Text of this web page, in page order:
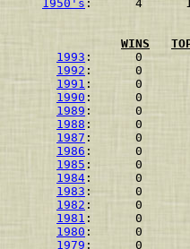
1950's :      4
WINS
1993 :      0
1992 :      0
1991 :      0
1990 :      0
1989 :      0
1988 :      0
1987 :      0
1986 :      0
1985 :      0
1984 :      0
1983 :      0
1982 :      0
1981 :      0
1980 :      0
1979 :      0